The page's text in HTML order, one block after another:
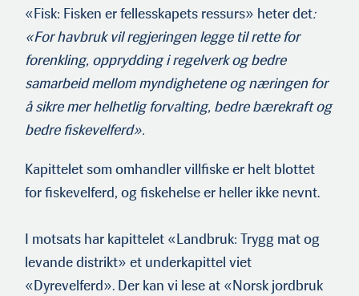
«Fisk: Fisken er fellesskapets ressurs» heter det:
«For havbruk vil regjeringen legge til rette for
forenkling, opprydding i regelverk og bedre
samarbeid mellom myndighetene og næringen for
å sikre mer helhetlig forvalting, bedre bærekraft og
bedre fiskevelferd».
Kapittelet som omhandler villfiske er helt blottet
for fiskevelferd, og fiskehelse er heller ikke nevnt.
I motsats har kapittelet «Landbruk: Trygg mat og
levande dis­trikt» et underkapittel viet
«Dyrevelferd». Der kan vi lese at «Norsk jordbruk